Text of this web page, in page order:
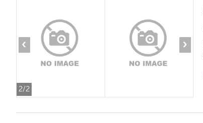
2/2
‹ ›